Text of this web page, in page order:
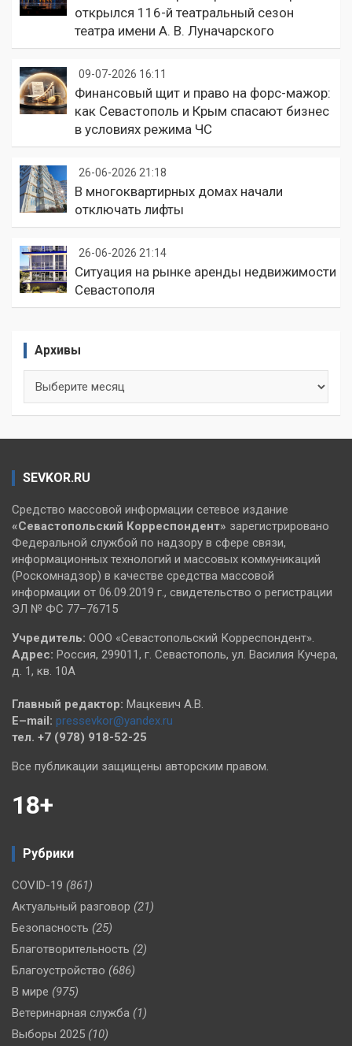
открылся 116-й театральный сезон
театра имени А. В. Луначарского
09-07-2026 16:11
Финансовый щит и право на форс-мажор:
как Севастополь и Крым спасают бизнес
в условиях режима ЧС
26-06-2026 21:18
В многоквартирных домах начали
отключать лифты
26-06-2026 21:14
Ситуация на рынке аренды недвижимости
Севастополя
Архивы
SEVKOR.RU
Средство массовой информации сетевое издание
«Севастопольский Корреспондент» зарегистрировано
Федеральной службой по надзору в сфере связи,
информационных технологий и массовых коммуникаций
(Роскомнадзор) в качестве средства массовой
информации от 06.09.2019 г., свидетельство о регистрации
ЭЛ № ФС 77–76715
Учредитель: ООО «Севастопольский Корреспондент».
Адрес: Россия, 299011, г. Севастополь, ул. Василия Кучера,
д. 1, кв. 10А
Главный редактор: Мацкевич А.В.
E–mail: pressevkor@yandex.ru
тел. +7 (978) 918-52-25
Все публикации защищены авторским правом.
18+
Рубрики
COVID-19 (861)
Актуальный разговор (21)
Безопасность (25)
Благотворительность (2)
Благоустройство (686)
В мире (975)
Ветеринарная служба (1)
Выборы 2025 (10)